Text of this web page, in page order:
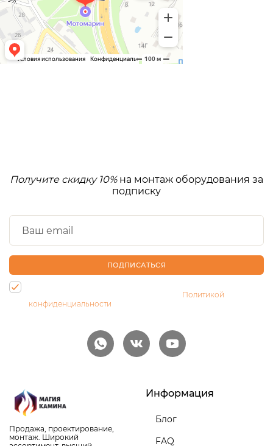
Получите скидку 10%на монтаж оборудования за
подписку
ПОДПИСАТЬСЯ
Политикой
конфиденциальности
Продажа, проектирование,
монтаж. Широкий
Информация
Блог
FAQ